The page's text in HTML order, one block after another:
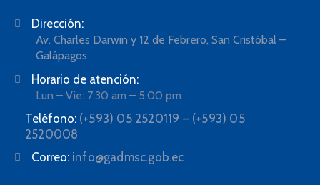
Dirección:
Av. Charles Darwin y 12 de Febrero, San Cristóbal –
Galápagos
Horario de atención:
Lun – Vie: 7:30 am – 5:00 pm
Teléfono: (+593) 05 2520119 – (+593) 05
2520008
Correo: info@gadmsc.gob.ec